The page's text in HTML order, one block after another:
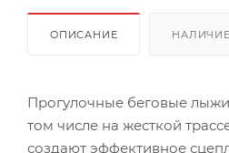
ОПИСАНИЕ НАЛИЧИЕ
Прогулочные беговые
том числе на жесткой
создают эффективное